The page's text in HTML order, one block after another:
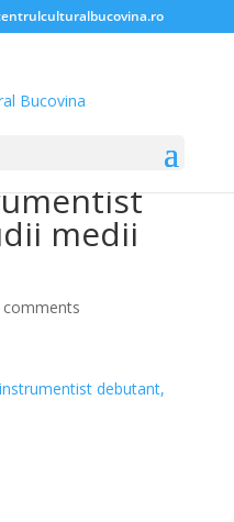
post
medii
comments
debutant,